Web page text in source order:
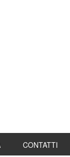
CONTATTI